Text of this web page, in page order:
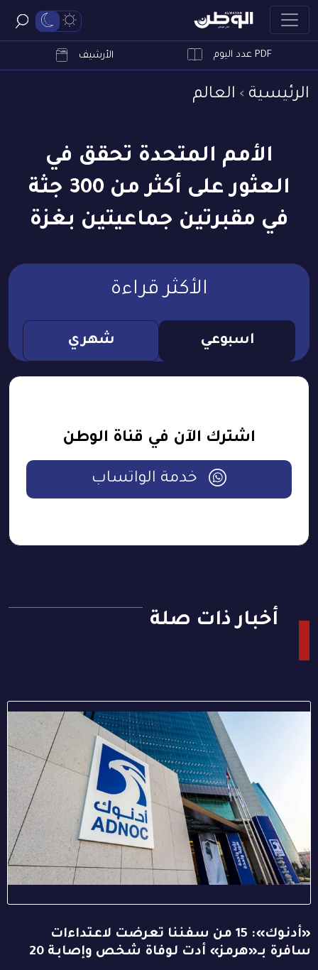
PDF عدد اليوم الأرشيف
الرئيسية العالم
الأمم المتحدة تحقق في
العثور على أكثر من 300 جثة
في مقبرتين جماعيتين بغزة
الأكثر قراءة
اسبوعي شهري
اشترك الآن في قناة الوطن
خدمة الواتساب
أخبار ذات صلة
«أدنوك»: 15 من سفننا تعرضت لاعتداءات
سافرة بـ«هرمز» أدت لوفاة شخص وإصابة 20